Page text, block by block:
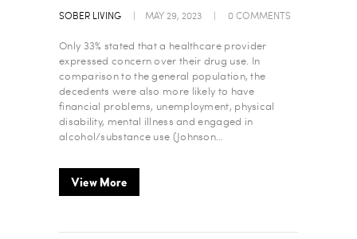
SOBER LIVING MAY 29, 2023 0COMMENTS
Only 33% stated that a healthcare provider
expressed concern over their drug use. In
comparison to the general population, the
decedents were also more likely to have
financial problems, unemployment, physical
disability, mental illness and engaged in
alcohol/substance use (Johnson…
View More